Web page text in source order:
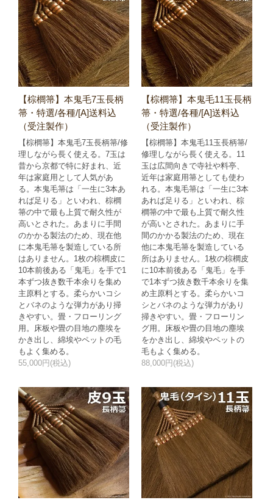
【棕櫚箒】本鬼毛7玉長柄
箒・特選/各種/[A]送料込
（受注製作）
【棕櫚箒】本鬼毛7玉長柄箒/修
理しながら長く使える。7玉は
昔から京都で特に好まれ、近
年は家庭用として人気があ
る。本鬼毛箒は「一生に3本あ
れば足りる」といわれ、棕櫚
箒の中で最も上質で耐久性が
高いとされた。あまりに手間
のかかる製法のため、現在他
に本鬼毛箒を製造している所
はありません。1枚の棕櫚皮に
10本前後ある「鬼毛」を手で1
本ずつ抜き数千本余りを集め
主原料とする。柔らかいコシ
とバネのような弾力があり掃
きやすい。畳・フローリング
用。床板や畳の目地の塵埃を
かき出し、綿埃やペットの毛
もよく集める。
55,000円(税込)
【棕櫚箒】本鬼毛11玉長柄
箒・特選/各種/[A]送料込
（受注製作）
【棕櫚箒】本鬼毛11玉長柄箒/
修理しながら長く使える。11
玉は広間向きで寺社や料亭、
近年は家庭用箒としても使わ
れる。本鬼毛箒は「一生に3本
あれば足りる」といわれ、棕
櫚箒の中で最も上質で耐久性
が高いとされた。あまりに手
間のかかる製法のため、現在
他に本鬼毛箒を製造している
所はありません。1枚の棕櫚皮
に10本前後ある「鬼毛」を手
で1本ずつ抜き数千本余りを集
め主原料とする。柔らかいコ
シとバネのような弾力があり
掃きやすい。畳・フローリン
グ用。床板や畳の目地の塵埃
をかき出し、綿埃やペットの
毛もよく集める。
88,000円(税込)